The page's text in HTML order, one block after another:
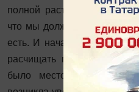
полной растерянности,
что мы должны работать,
есть. И начался
расчищать гримёрки,
было место где